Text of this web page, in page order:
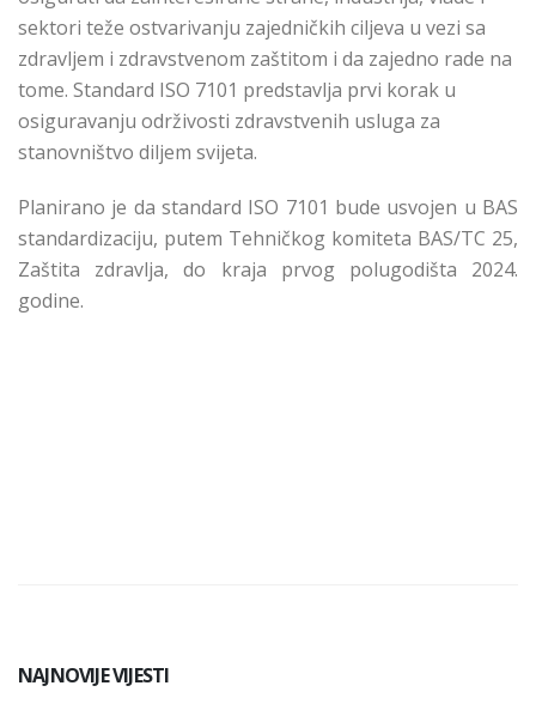
sektori teže ostvarivanju zajedničkih ciljeva u vezi sa
zdravljem i zdravstvenom zaštitom i da zajedno rade na
tome. Standard ISO 7101 predstavlja prvi korak u
osiguravanju održivosti zdravstvenih usluga za
stanovništvo diljem svijeta.
Planirano je da standard ISO 7101 bude usvojen u BAS
standardizaciju, putem Tehničkog komiteta BAS/TC 25,
Zaštita zdravlјa,
do kraja prvog polugodišta 2024.
godine.
NAJNOVIJE VIJESTI